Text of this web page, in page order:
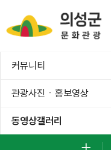
커뮤니티
관광사진ㆍ홍보영상
동영상갤러리